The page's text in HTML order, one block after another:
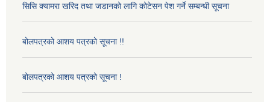
सिसि क्यामरा खरिद तथा जडानको लागि कोटेसन पेश गर्ने सम्बन्धी सूचना
बोलपत्रको आशय पत्रको सूचना !!
बोलपत्रको आशय पत्रको सूचना !